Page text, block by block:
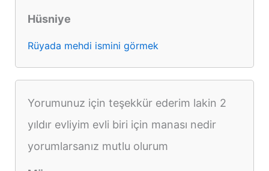
Hüsniye
Rüyada mehdi ismini görmek
Yorumunuz için teşekkür ederim lakin 2
yıldır evliyim evli biri için manası nedir
yorumlarsanız mutlu olurum